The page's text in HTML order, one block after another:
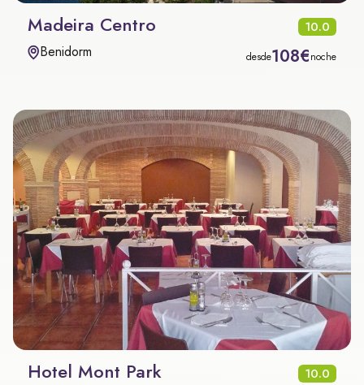
Madeira Centro 10.0
Benidorm desde108€noche
Hotel Mont Park 10.0